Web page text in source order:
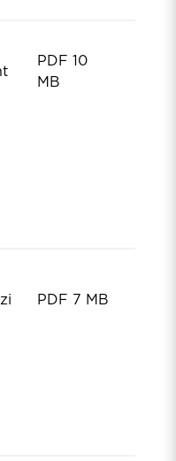
PDF 10
MB
PDF 7 MB